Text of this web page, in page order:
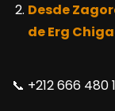
Desde
de Erg
📞​ +212 666 480